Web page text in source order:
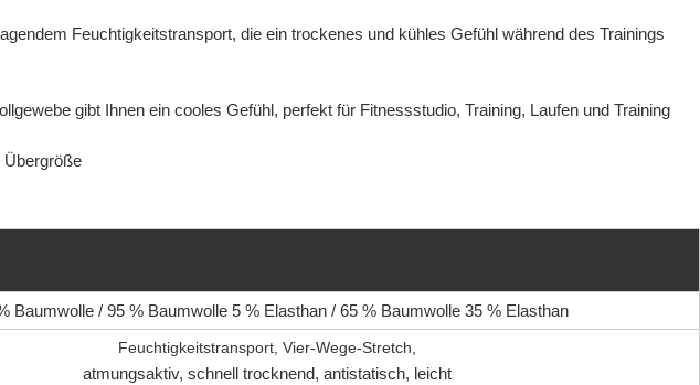
Feuchtigkeitstransport, die ein trockenes und kühles Gefühl während des Trainings
gibt Ihnen ein cooles Gefühl, perfekt für Fitnessstudio, Training, Laufen und Training
Übergröße
Baumwolle / 95 % Baumwolle 5 % Elasthan / 65 % Baumwolle 35 % Elasthan
Feuchtigkeitstransport, Vier-Wege-Stretch,
atmungsaktiv, schnell trocknend, antistatisch, leicht